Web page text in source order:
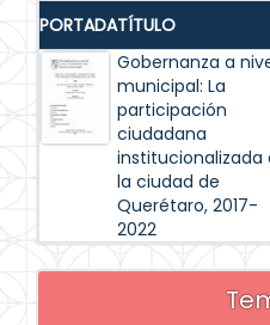
PORTADATÍTULO
Gobernanza a
municipal: La
participación
ciudadana
institucionalizada
la ciudad de
Querétaro, 2017-
2022